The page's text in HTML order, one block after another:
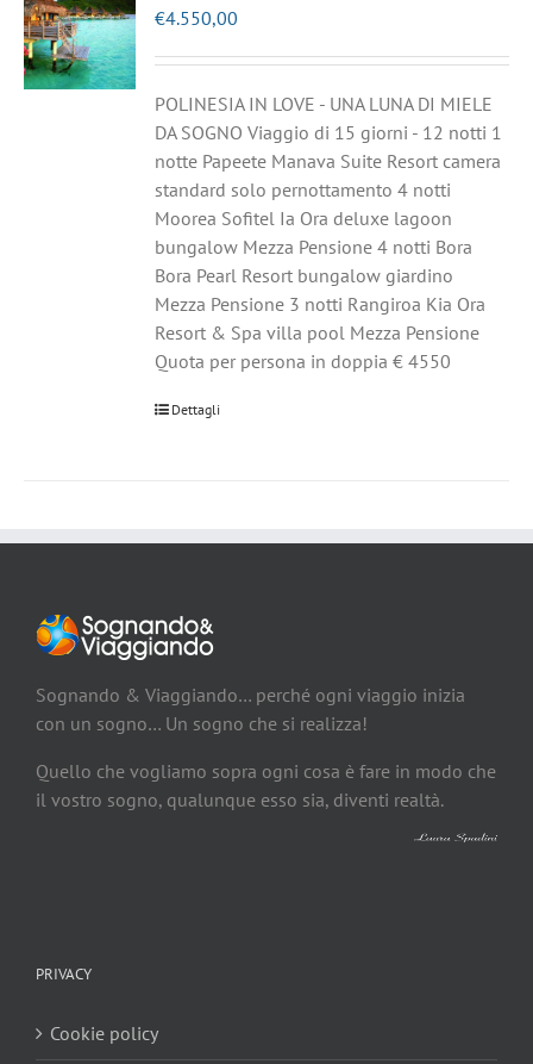
€4.550,00
POLINESIA IN LOVE - UNA LUNA DI MIELE
DA SOGNO Viaggio di 15 giorni - 12 notti 1
notte Papeete Manava Suite Resort camera
standard solo pernottamento 4 notti
Moorea Sofitel Ia Ora deluxe lagoon
bungalow Mezza Pensione 4 notti Bora
Bora Pearl Resort bungalow giardino
Mezza Pensione 3 notti Rangiroa Kia Ora
Resort & Spa villa pool Mezza Pensione
Quota per persona in doppia € 4550
Dettagli
Sognando & Viaggiando… perché ogni viaggio inizia
con un sogno… Un sogno che si realizza!
Quello che vogliamo sopra ogni cosa è fare in modo che
il vostro sogno, qualunque esso sia, diventi realtà.
PRIVACY
Cookie policy